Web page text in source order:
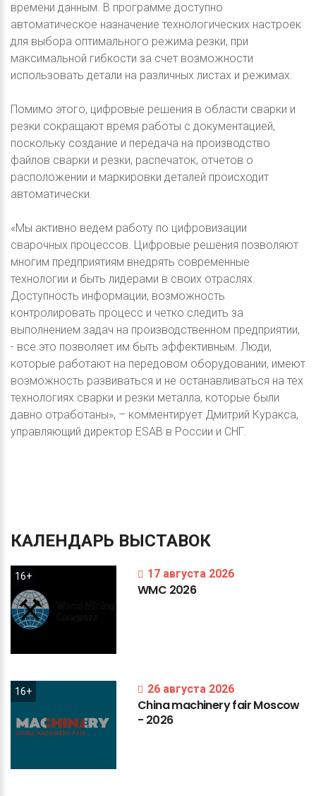
времени данным. В программе доступно
автоматическое назначение технологических настроек
для выбора оптимального режима резки, при
максимальной гибкости за счет возможности
использовать детали на различных листах и режимах.
Помимо этого, цифровые решения в области сварки и
резки сокращают время работы с документацией,
поскольку создание и передача на производство
файлов сварки и резки, распечаток, отчетов о
расположении и маркировки деталей происходит
автоматически.
«Мы активно ведем работу по цифровизации
сварочных процессов. Цифровые решения позволяют
многим предприятиям внедрять современные
технологии и быть лидерами в своих отраслях.
Доступность информации, возможность
контролировать процесс и четко следить за
выполнением задач на производственном предприятии,
- все это позволяет им быть эффективным. Люди,
которые работают на передовом оборудовании, имеют
возможность развиваться и не останавливаться на тех
технологиях сварки и резки металла, которые были
давно отработаны», – комментирует Дмитрий Куракса,
управляющий директор ESAB в России и СНГ.
КАЛЕНДАРЬ ВЫСТАВОК
16+ 17 августа 2026
WMC 2026
16+ 26 августа 2026
ChinamachineryfairMoscow
- 2026